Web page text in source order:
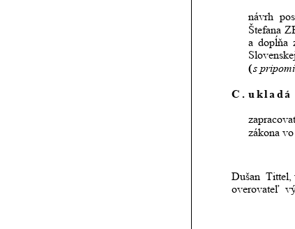
návrh
Štefana
a dopĺňa
Slovenskej
(s
C.
zákona
Dušan  Tittel,
overovateľ